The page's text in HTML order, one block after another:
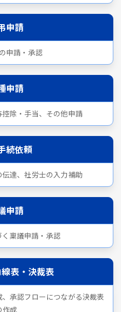
申請
申請・承認
申請
除・手当、その他申請
続依頼
達、社労士の入力補助
申請
稟議申請・承認
表・決裁表
承認フローにつながる決裁表
作成